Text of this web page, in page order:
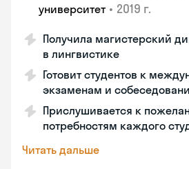
университет • 2019 г.
Получила магистерский
в лингвистике
Готовит студентов к
экзаменам и
Прислушивается к
потребностям каждого
Читать дальше